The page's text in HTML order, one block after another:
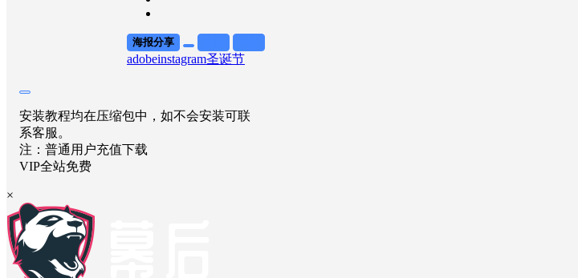
海报分享
adobeinstagram圣诞节
安装教程均在压缩包中，如不会安装可联
系客服。
注：普通用户充值下载
VIP全站免费
×